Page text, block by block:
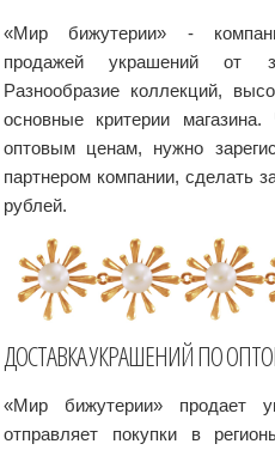
«Мир бижутерии» -
продажей украшений от
Разнообразие коллекций,
основные критерии
оптовым ценам, нужно
партнером компании, сделать
рублей.
ДОСТАВКА УКРАШЕНИЙ ПО
«Мир бижутерии» продает
отправляет покупки в